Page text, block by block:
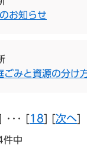
お知らせ
みと資源の分け
･･･ [18] [次へ]
中